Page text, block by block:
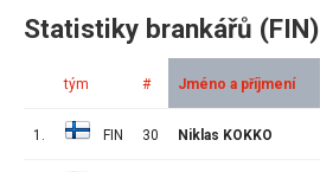
Statistiky brankářů (FIN)
tým # Jméno a příjmení
1. FIN 30 Niklas KOKKO